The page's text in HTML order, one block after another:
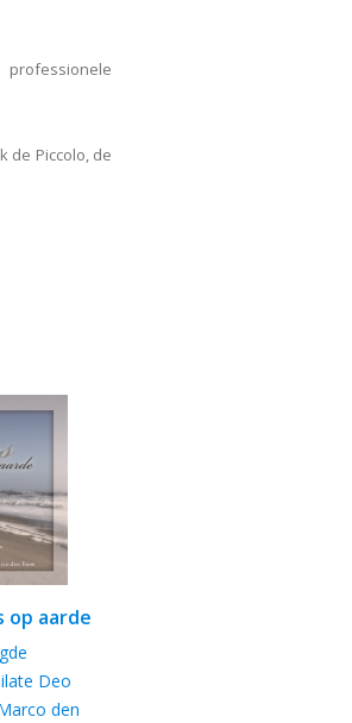
de Piccolo, de
op aarde
Deo
den